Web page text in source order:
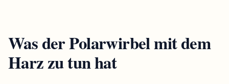
Was der Polarwirbel mit dem
Harz zu tun hat